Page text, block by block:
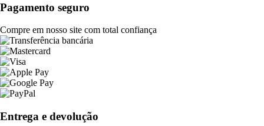
Pagamento seguro
Compre em nosso site com total confiança
Entrega e devolução